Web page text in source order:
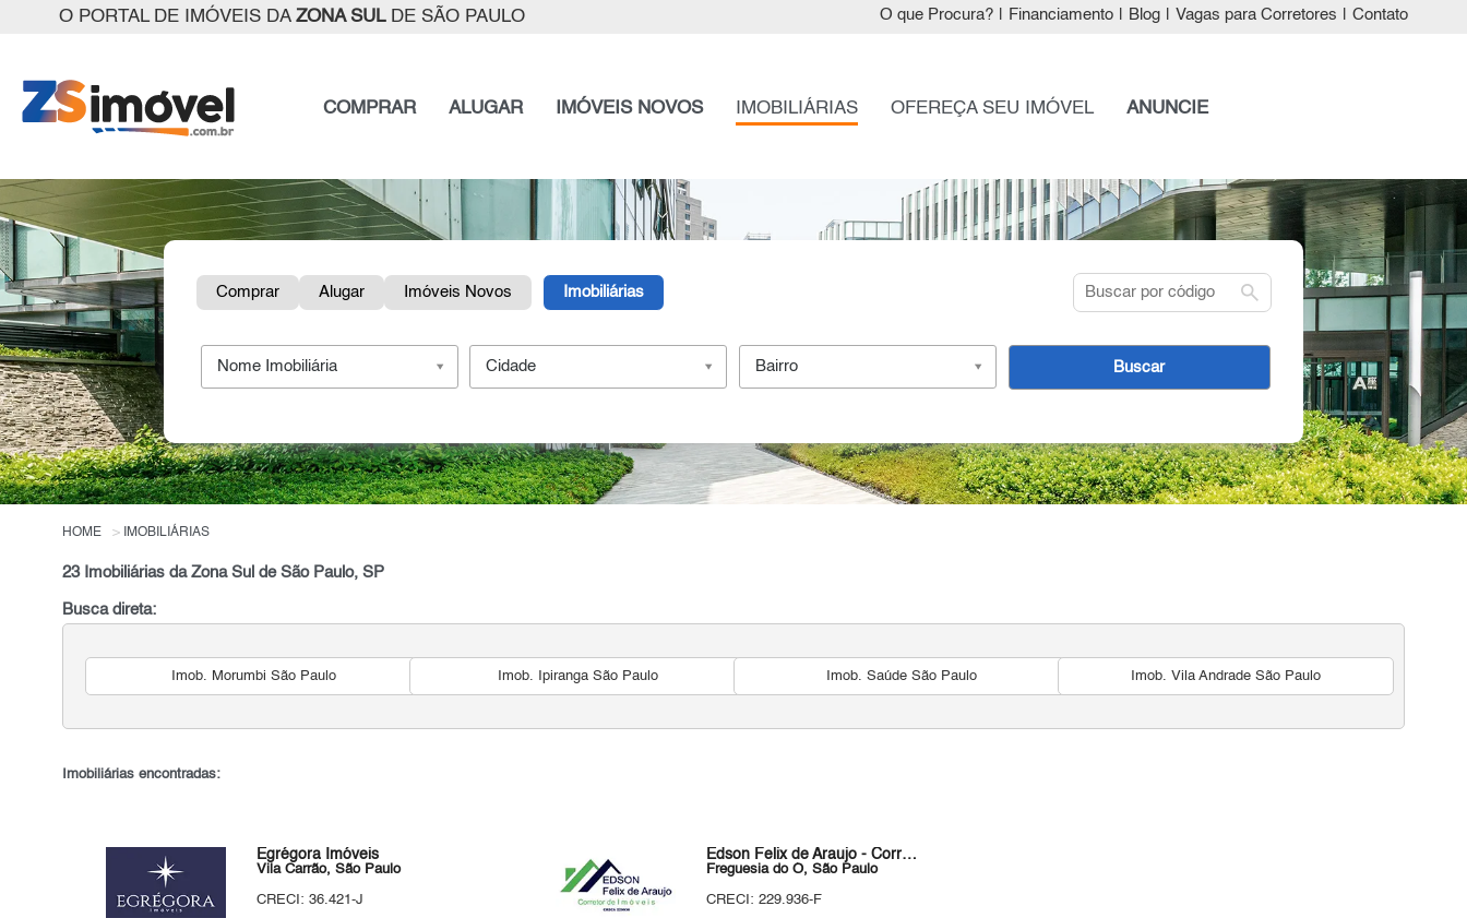
O PORTAL DE IMÓVEIS DA ZONA SULDE SÃO PAULO O que Procura? Financiamento Blog Vagas para Corretores Contato
COMPRAR ALUGAR IMÓVEIS NOVOS IMOBILIÁRIAS OFEREÇA SEU IMÓVEL ANUNCIE
Comprar Alugar Imóveis Novos Imobiliárias search
Nome Imobiliária Cidade Bairro Buscar
HOME IMOBILIÁRIAS
23 Imobiliárias da Zona Sul de São Paulo, SP
Busca direta:
Imob. Morumbi São Paulo Imob. Ipiranga São Paulo Imob. Saúde São Paulo Imob. Vila Andrade São Paulo
Imobiliárias encontradas:
Egrégora Imóveis
Vila Carrão, São Paulo
CRECI: 36.421-J
Edson Felix de Araujo - Corretor de Imóveis
Freguesia do Ó, São Paulo
CRECI: 229.936-F